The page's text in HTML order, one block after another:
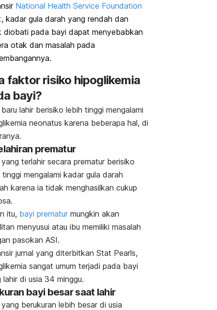
National Health Service Foundation
, kadar gula darah yang rendah dan
diobati pada bayi dapat menyebabkan
otak dan masalah pada
faktor risiko hipoglikemia
bayi?
lahir berisiko lebih tinggi mengalami
neonatus karena beberapa hal, di
prematur
terlahir secara prematur berisiko
tinggi mengalami kadar gula darah
karena ia tidak menghasilkan cukup
itu, bayi prematur mungkin akan
menyusui atau ibu memiliki masalah
pasokan ASI.
jurnal yang diterbitkan Stat Pearls,
sangat umum terjadi pada bayi
lahir di usia 34 minggu.
bayi besar saat lahir
berukuran lebih besar di usia